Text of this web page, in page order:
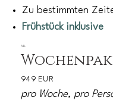
Zu bestimmten
Frühstück inklusive
AB:
949 EUR
pro Woche, pro